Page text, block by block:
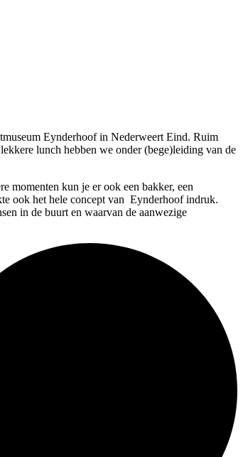
Eynderhoof in Nederweert Eind. Ruim
lunch hebben we onder (bege)leiding van de
momenten kun je er ook een bakker, een
ook het hele concept van Eynderhoof indruk.
in de buurt en waarvan de aanwezige